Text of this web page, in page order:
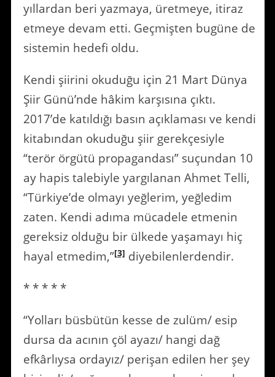
yıllardan beri yazmaya, üretmeye, itiraz
etmeye devam etti. Geçmişten bugüne de
sistemin hedefi oldu.
Kendi şiirini okuduğu için 21 Mart Dünya
Şiir Günü’nde hâkim karşısına çıktı.
2017’de katıldığı basın açıklaması ve kendi
kitabından okuduğu şiir gerekçesiyle
“terör örgütü propagandası” suçundan 10
ay hapis talebiyle yargılanan Ahmet Telli,
“Türkiye’de olmayı yeğlerim, yeğledim
zaten. Kendi adıma mücadele etmenin
gereksiz olduğu bir ülkede yaşamayı hiç
hayal etmedim,”[3] diyebilenlerdendir.
* * * * *
“Yolları büsbütün kesse de zulüm/ esip
dursa da acının çöl ayazı/ hangi dağ
efkârlıysa ordayız/ perişan edilen her şey